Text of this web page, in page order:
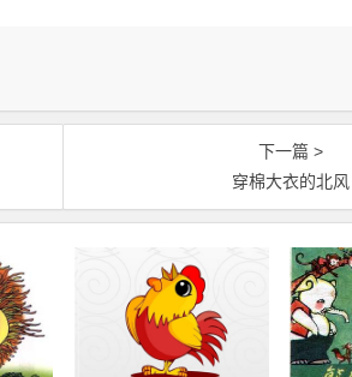
下一篇 >
穿棉大衣的北风